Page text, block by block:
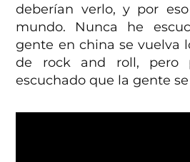
deberían verlo, y por
mundo. Nunca he
gente en china se vuelva
de rock and roll, pero
escuchado que la gente